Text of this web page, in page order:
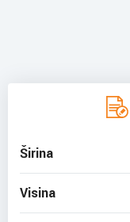
Širina
Visina